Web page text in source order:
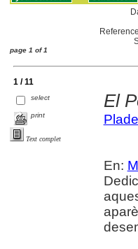
page 1 of 1
1 / 11
select
print
Text complet
El
En: